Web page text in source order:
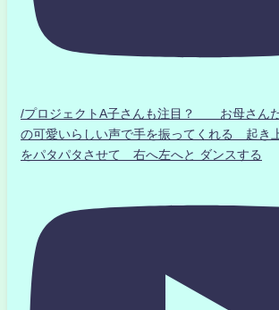
/プロジェクトA子さんも注目？ お母さん
の可愛いらしい声で手を振ってくれる 起き
をパタパタさせて 右へ左へと ダンスする